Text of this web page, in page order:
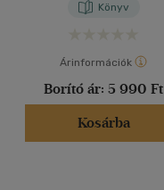
Könyv
Árinformációk
Borító ár: 5 990 Ft
Kosárba